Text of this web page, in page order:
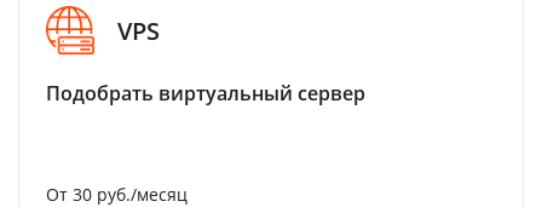
VPS
Подобрать виртуальный сервер
От 30 руб./месяц